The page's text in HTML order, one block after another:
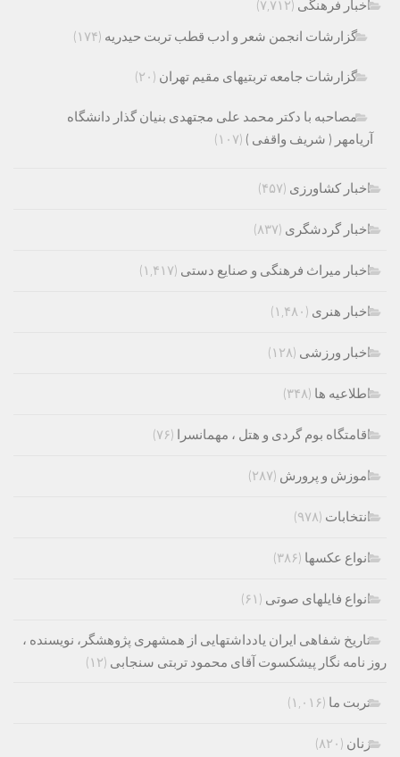
اخبار فرهنگی (۷,۷۱۲)
گزارشات انجمن شعر و ادب قطب تربت حیدریه (۱۷۴)
گزارشات جامعه تربتیهای مقیم تهران (۲۰)
مصاحبه با دکتر محمد علی مجتهدی بنیان گذار دانشگاه
آریامهر ( شریف واقفی ) (۱۰۷)
اخبار کشاورزی (۴۵۷)
اخبار گردشگری (۸۳۷)
اخبار میراث فرهنگی و صنایع دستی (۱,۴۱۷)
اخبار هنری (۱,۴۸۰)
اخبار ورزشی (۱۲۸)
اطلاعیه ها (۳۴۸)
اقامتگاه بوم گردی و هتل ، مهمانسرا (۷۶)
اموزش و پرورش (۲۸۷)
انتخابات (۹۷۸)
انواع عکسها (۳۸۶)
انواع فایلهای صوتی (۶۱)
تاریخ شفاهی ایران یادداشتهایی از همشهری پژوهشگر، نویسنده ،
روز نامه نگار پیشکسوت آقای محمود تربتی سنجابی (۱۲)
تربت ما (۱,۰۱۶)
زنان (۸۲۰)